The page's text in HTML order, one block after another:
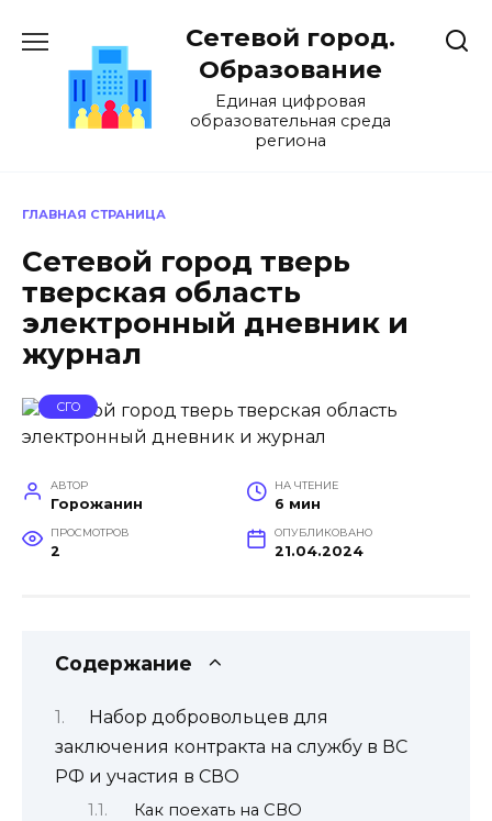
содержанию
Сетевой город.
Образование
Единая цифровая
образовательная среда
региона
ГЛАВНАЯ СТРАНИЦА
Сетевой город тверь
тверская область
электронный дневник и
журнал
СГО
АВТОР
Горожанин
НА ЧТЕНИЕ
6 мин
ПРОСМОТРОВ
2
ОПУБЛИКОВАНО
21.04.2024
Содержание
Набор добровольцев для
заключения контракта на службу в ВС
РФ и участия в СВО
Как поехать на СВО